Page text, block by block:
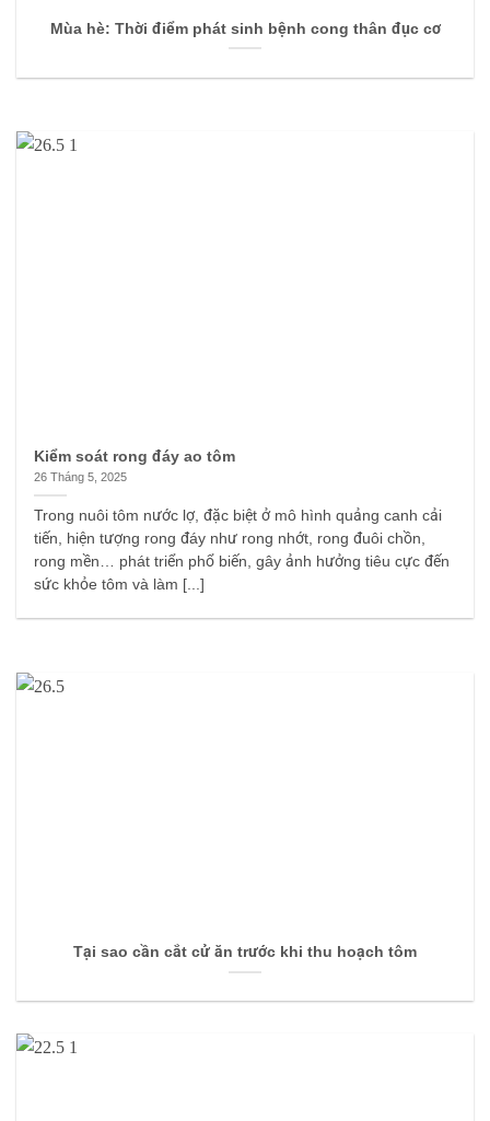
Mùa hè: Thời điểm phát sinh bệnh cong thân đục cơ
Kiểm soát rong đáy ao tôm
26 Tháng 5, 2025
Trong nuôi tôm nước lợ, đặc biệt ở mô hình quảng canh cải
tiến, hiện tượng rong đáy như rong nhớt, rong đuôi chồn,
rong mền… phát triển phổ biến, gây ảnh hưởng tiêu cực đến
sức khỏe tôm và làm [...]
Tại sao cần cắt cử ăn trước khi thu hoạch tôm